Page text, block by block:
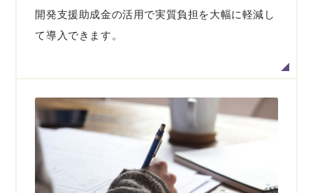
開発支援助成金の活用で実質負担を大幅に軽減し
て導入できます。